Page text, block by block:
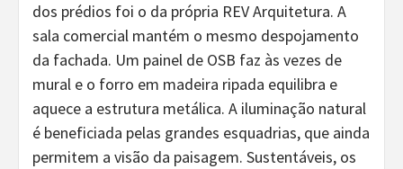
dos prédios foi o da própria REV Arquitetura. A
sala comercial mantém o mesmo despojamento
da fachada. Um painel de OSB faz às vezes de
mural e o forro em madeira ripada equilibra e
aquece a estrutura metálica. A iluminação natural
é beneficiada pelas grandes esquadrias, que ainda
permitem a visão da paisagem. Sustentáveis, os